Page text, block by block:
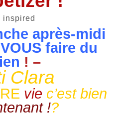
après-midi
VOUS faire du
! –
Clara
vie c’est bien
!?